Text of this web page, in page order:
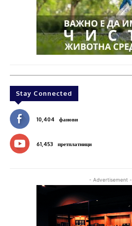
Stay Connected
10,404 фанови
61,453 претплатници
- Advertisement -